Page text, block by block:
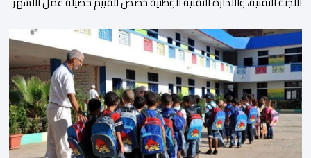
المنتخبات الوطنية خلال الفترة الأخيرة. وشهد الاجتماع تقديم عرض
مفصل حول مشاركة المنتخبين الوطنيين لأقل من 18 سنة، إناثا وذكورا،
من طرف اللجنة التقنية التي واكبت كل […]